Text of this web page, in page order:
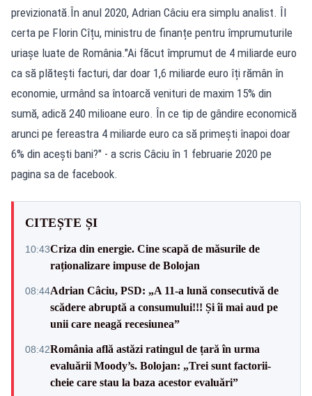
previzionată.În anul 2020, Adrian Câciu era simplu analist. Îl
certa pe Florin Cîțu, ministru de finanțe pentru împrumuturile
uriașe luate de România."Ai făcut împrumut de 4 miliarde euro
ca să plătești facturi, dar doar 1,6 miliarde euro îți rămân în
economie, urmând sa întoarcă venituri de maxim 15% din
sumă, adică 240 milioane euro. În ce tip de gândire economică
arunci pe fereastra 4 miliarde euro ca să primești înapoi doar
6% din acești bani?" - a scris Câciu în 1 februarie 2020 pe
pagina sa de facebook.
CITEȘTE ȘI
10:43Criza din energie. Cine scapă de măsurile de
raționalizare impuse de Bolojan
08:44Adrian Câciu, PSD: „A 11-a lună consecutivă de
scădere abruptă a consumului!!! Și îi mai aud pe
unii care neagă recesiunea”
08:42România află astăzi ratingul de țară în urma
evaluării Moody’s. Bolojan: „Trei sunt factorii-
cheie care stau la baza acestor evaluări”